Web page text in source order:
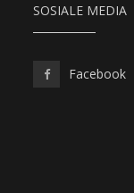
SOSIALE MEDIA
Facebook